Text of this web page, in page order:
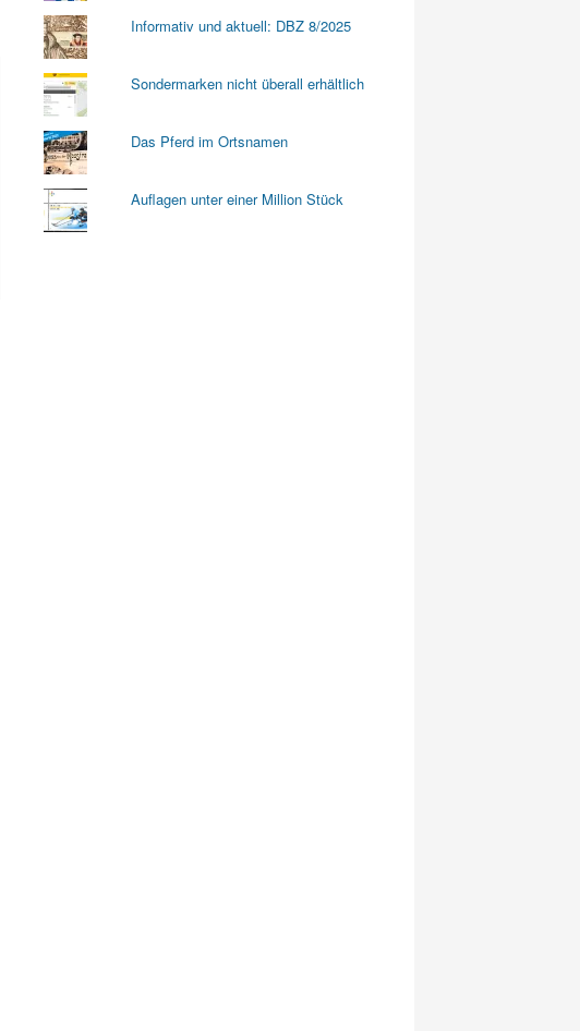
Informativ und aktuell: DBZ 8/2025
Sondermarken nicht überall erhältlich
Das Pferd im Ortsnamen
Auflagen unter einer Million Stück